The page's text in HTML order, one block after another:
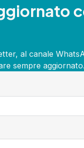
al canale
sempre aggiornato.